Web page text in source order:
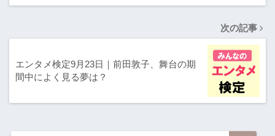
次の記事
エンタメ検定9月23日｜前田敦子、舞台の期
間中によく見る夢は？